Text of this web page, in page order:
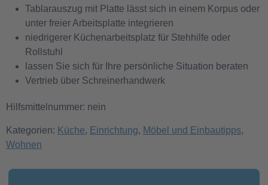
Tablarauszug mit Platte lässt sich in einem Korpus oder
unter freier Arbeitsplatte integrieren
niedrigerer Küchenarbeitsplatz für Stehhilfe oder
Rollstuhl
lassen Sie sich für Ihre persönliche Situation beraten
Vertrieb über Schreinerhandwerk
Hilfsmittelnummer: nein
Kategorien: Küche, Einrichtung, Möbel und Einbautipps,
Wohnen